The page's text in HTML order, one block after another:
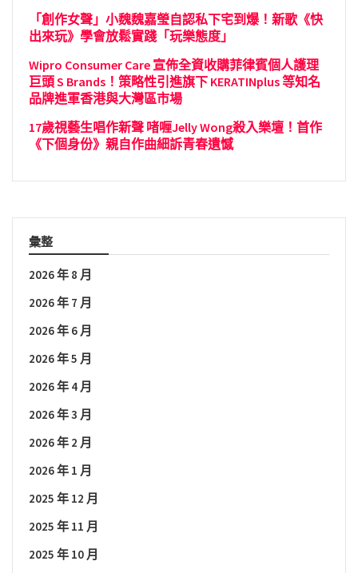
「創作女聲」小魏魏嘉瑩自認私下宅到爆！新歌《快
出來玩》學會放鬆實踐「玩樂態度」
Wipro Consumer Care 宣佈全資收購菲律賓個人護理
巨頭 S Brands！策略性引進旗下 KERATINplus 等知名
品牌進軍香港與大灣區市場
17歲視藝生唱作新聲 啫喱Jelly Wong殺入樂壇！首作
《下個身份》親自作曲細訴青春遺憾
彙整
2026 年 8 月
2026 年 7 月
2026 年 6 月
2026 年 5 月
2026 年 4 月
2026 年 3 月
2026 年 2 月
2026 年 1 月
2025 年 12 月
2025 年 11 月
2025 年 10 月